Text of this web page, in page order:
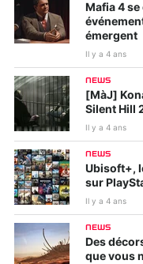
Mafia 4
émergent
Il y a 4 ans
NEWS
[MàJ]
Silent Hill
Il y a 4 ans
NEWS
Ubisoft+,
sur
Il y a 4 ans
NEWS
Des
que vous